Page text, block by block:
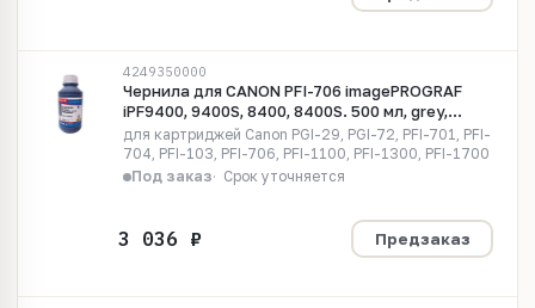
4249350000
Чернила для CANON PFI-706 imagePROGRAF
iPF9400, 9400S, 8400, 8400S. 500 мл, grey,
Pigment MyInk CI-GY412-C
для картриджей Canon PGI-29, PGI-72, PFI-701, PFI-
704, PFI-103, PFI-706, PFI-1100, PFI-1300, PFI-1700
Под заказ
Срок уточняется
Предзаказ